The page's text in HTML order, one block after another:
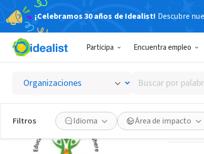
¡Celebramos 30 años de Idealist! Descubre
Participa Encuentra empleo
Buscar
por
palabra
clave
o
interés
Filtros Idioma Área de impacto